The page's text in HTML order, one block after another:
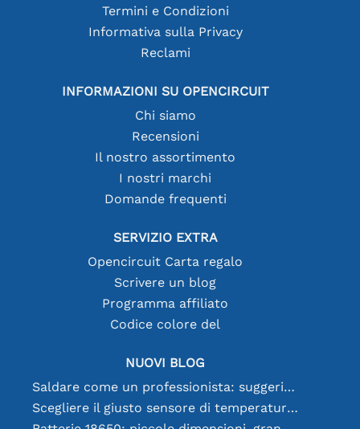
Termini e Condizioni
Informativa sulla Privacy
Reclami
INFORMAZIONI SU OPENCIRCUIT
Chi siamo
Recensioni
Il nostro assortimento
I nostri marchi
Domande frequenti
SERVIZIO EXTRA
Opencircuit Carta regalo
Scrivere un blog
Programma affiliato
Codice colore del
NUOVI BLOG
Saldare come un professionista: suggerimenti per connessioni elettroniche perfette
Scegliere il giusto sensore di temperatura [youtube]